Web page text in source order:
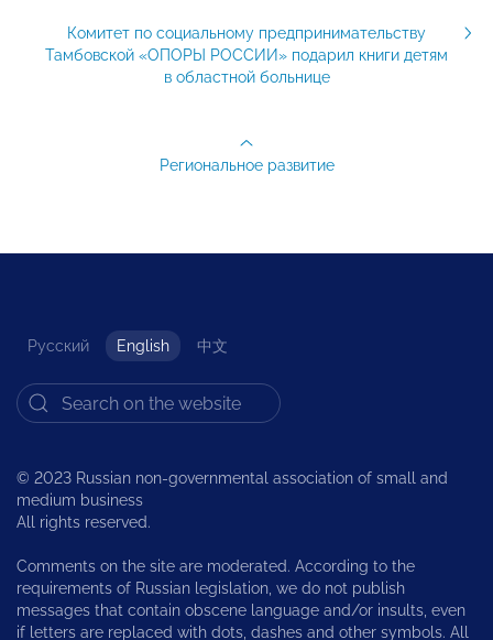
Комитет по социальному предпринимательству
Тамбовской «ОПОРЫ РОССИИ» подарил книги детям
в областной больнице
Региональное развитие
Русский English 中文
© 2023 Russian non-governmental association of small and
medium business
All rights reserved.
Comments on the site are moderated. According to the
requirements of Russian legislation, we do not publish
messages that contain obscene language and/or insults, even
if letters are replaced with dots, dashes and other symbols. All